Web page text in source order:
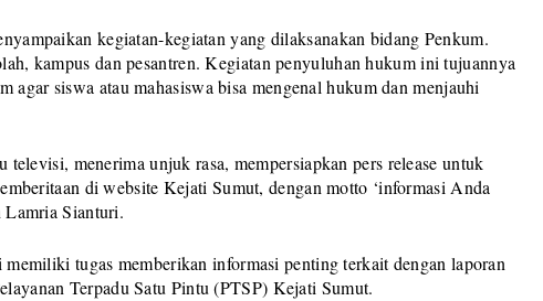
kegiatan-kegiatan yang dilaksanakan bidang Penkum.
kampus dan pesantren. Kegiatan penyuluhan hukum ini tujuannya
agar siswa atau mahasiswa bisa mengenal hukum dan menjauhi
menerima unjuk rasa, mempersiapkan pers release untuk
di website Kejati Sumut, dengan motto ‘informasi Anda
Lamria Sianturi.
tugas memberikan informasi penting terkait dengan laporan
Terpadu Satu Pintu (PTSP) Kejati Sumut.